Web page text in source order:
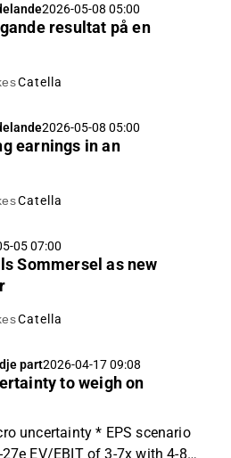
2026-05-08 05:00
resultat på en
Catella
2026-05-08 05:00
earnings in an
Catella
05 07:00
Sommersel as new
Catella
part2026-04-17 09:08
to weigh on
uncertainty * EPS scenario
EV/EBIT of 3-7x with 4-8%